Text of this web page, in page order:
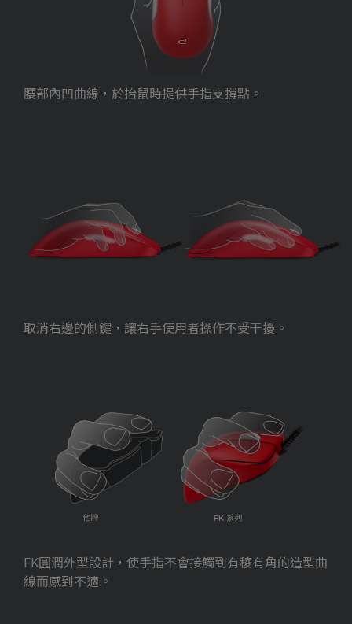
腰部內凹曲線，於抬鼠時提供手指支撐點。
取消右邊的側鍵，讓右手使用者操作不受干擾。
FK圓潤外型設計，使手指不會接觸到有稜有角的造型曲
線而感到不適。